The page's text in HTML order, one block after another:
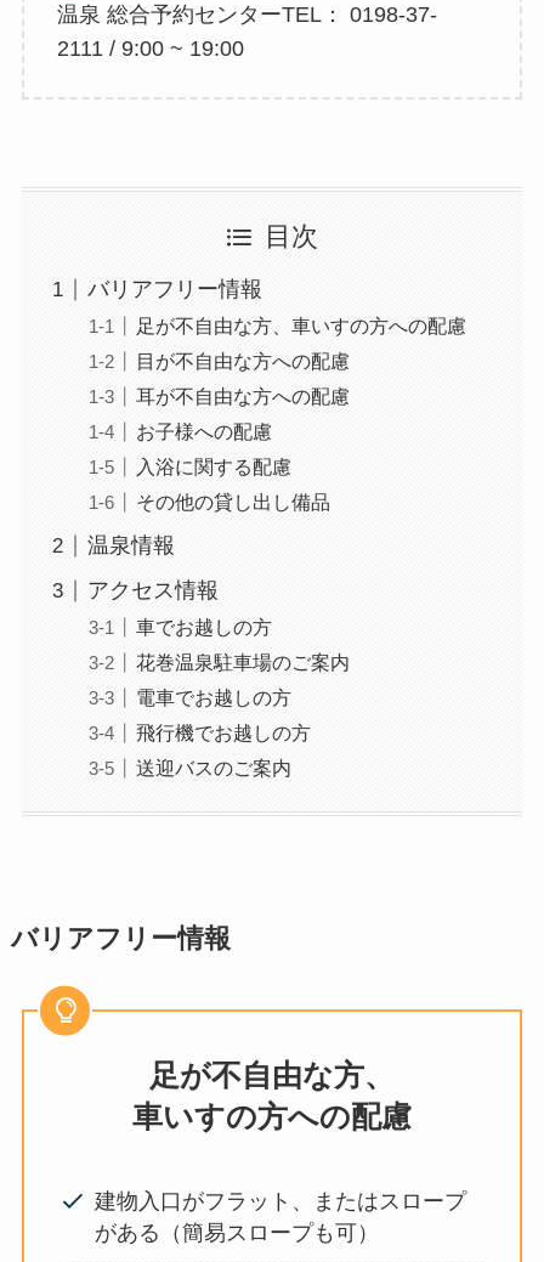
温泉 総合予約センターTEL： 0198-37-
2111 / 9:00 ~ 19:00
目次
バリアフリー情報
足が不自由な方、車いすの方への配慮
目が不自由な方への配慮
耳が不自由な方への配慮
お子様への配慮
入浴に関する配慮
その他の貸し出し備品
温泉情報
アクセス情報
車でお越しの方
花巻温泉駐車場のご案内
電車でお越しの方
飛行機でお越しの方
送迎バスのご案内
バリアフリー情報
足が不自由な方、
車いすの方への配慮
建物入口がフラット、またはスロープ
がある（簡易スロープも可）